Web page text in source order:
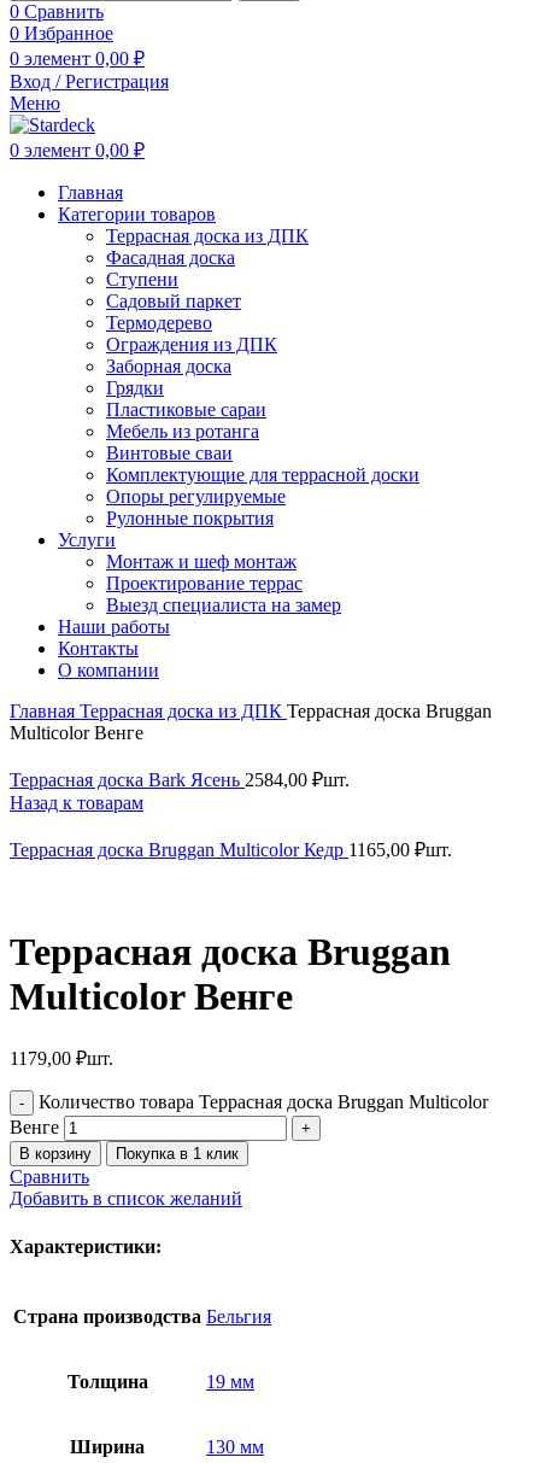
0 Сравнить
0 Избранное
0 элемент 0,00 ₽
Вход / Регистрация
Меню
0 элемент 0,00 ₽
Главная
Категории товаров
Террасная доска из ДПК
Фасадная доска
Ступени
Садовый паркет
Термодерево
Ограждения из ДПК
Заборная доска
Грядки
Пластиковые сараи
Мебель из ротанга
Винтовые сваи
Комплектующие для террасной доски
Опоры регулируемые
Рулонные покрытия
Услуги
Монтаж и шеф монтаж
Проектирование террас
Выезд специалиста на замер
Наши работы
Контакты
О компании
Главная Террасная доска из ДПК Террасная доска Bruggan
Multicolor Венге
Террасная доска Bark Ясень 2584,00 ₽шт.
Назад к товарам
Террасная доска Bruggan Multicolor Кедр 1165,00 ₽шт.
Террасная доска Bruggan
Multicolor Венге
1179,00 ₽шт.
Количество товара Террасная доска Bruggan Multicolor
Венге
В корзину Покупка в 1 клик
Сравнить
Добавить в список желаний
Характеристики:
Страна производства Бельгия
Толщина 19 мм
Ширина 130 мм